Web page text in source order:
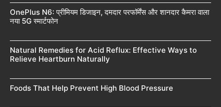
OnePlus N6: प्रीमियम डिजाइन, दमदार परफॉर्मेंस और शानदार कैमरा वाला
नया 5G स्मार्टफोन
Natural Remedies for Acid Reflux: Effective Ways to
Relieve Heartburn Naturally
Foods That Help Prevent High Blood Pressure